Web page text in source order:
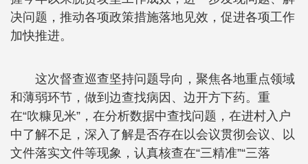
决问题，推动各项政策措施落地见效，促进各项工作
加快推进。
这次督查巡查坚持问题导向，聚焦各地重点领域
和薄弱环节，做到边查找病因、边开方下药。重
在“吹糠见米”，在分析数据中查找问题，在进村入户
中了解不足，深入了解是否存在以会议贯彻会议、以
文件落实文件等现象，认真核查在“三精准”“三落